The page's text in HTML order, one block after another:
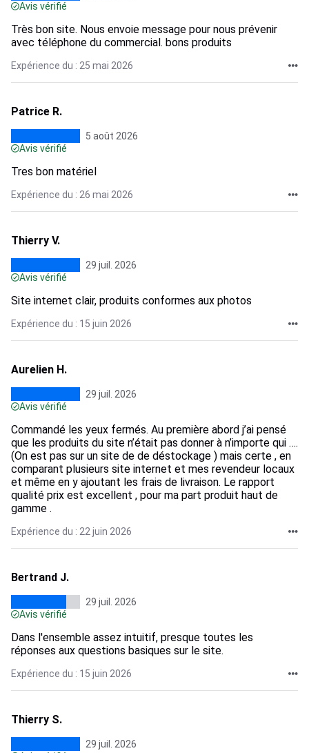
Avis vérifié
Très bon site. Nous envoie message pour nous prévenir
avec téléphone du commercial. bons produits
Expérience du : 25 mai 2026
Patrice R.
5 août 2026
Avis vérifié
Tres bon matériel
Expérience du : 26 mai 2026
Thierry V.
29 juil. 2026
Avis vérifié
Site internet clair, produits conformes aux photos
Expérience du : 15 juin 2026
Aurelien H.
29 juil. 2026
Avis vérifié
Commandé les yeux fermés. Au première abord j’ai pensé
que les produits du site n’était pas donner à n’importe qui ….
(On est pas sur un site de de déstockage ) mais certe , en
comparant plusieurs site internet et mes revendeur locaux
et même en y ajoutant les frais de livraison. Le rapport
qualité prix est excellent , pour ma part produit haut de
gamme .
Expérience du : 22 juin 2026
Bertrand J.
29 juil. 2026
Avis vérifié
Dans l'ensemble assez intuitif, presque toutes les
réponses aux questions basiques sur le site.
Expérience du : 15 juin 2026
Thierry S.
29 juil. 2026